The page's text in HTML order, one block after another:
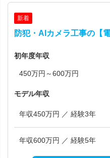
新着
防犯・AIカメラ工事の
初年度年収
450万円～600万円
モデル年収
年収450万円 ／ 経験3年
年収600万円 ／ 経験5年